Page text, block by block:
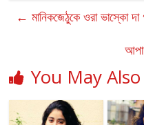
← মানিকজেঠুকে ওরা ভাস্কো
You May